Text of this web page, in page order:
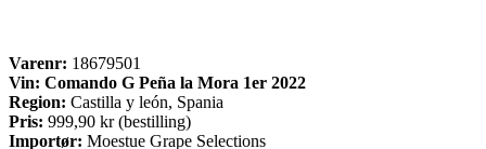
Varenr: 18679501
Vin: Comando G Peña la Mora 1er 2022
Region: Castilla y león, Spania
Pris: 999,90 kr (bestilling)
Importør: Moestue Grape Selections